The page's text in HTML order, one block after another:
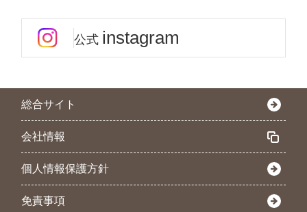
公式 instagram
総合サイト
会社情報
個人情報保護方針
免責事項